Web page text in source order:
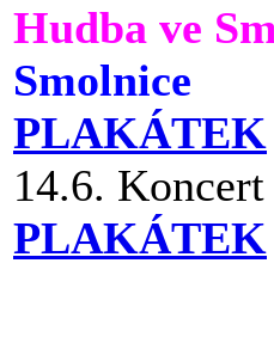
Hudba ve
Smolnice
PLAKÁTEK
14.6.
PLAKÁTEK